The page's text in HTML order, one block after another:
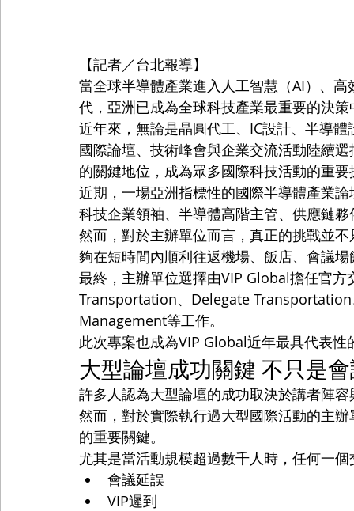
【記者／台北報導】
當全球半導體產業進入人工智慧（AI）、
代，亞洲已成為全球科技產業最重要的決
近年來，無論是晶圓代工、IC設計、半導
國際論壇、技術峰會與企業交流活動陸續
的關鍵地位，成為眾多國際科技活動的重要
近期，一場亞洲指標性的國際半導體產業
科技企業領袖、半導體高階主管、供應鏈
然而，對於主辦單位而言，真正的挑戰並
夠在短時間內順利往返機場、飯店、會議
最終，主辦單位選擇由VIP Global擔任官
Transportation、Delegate
Management等工作。
此次專案也成為VIP Global近年最具代表
大型論壇成功關鍵 不只是
許多人認為大型論壇的成功取決於講者陣
然而，對於實際執行過大型國際活動的主
的重要關鍵。
尤其是當活動規模超過數千人時，任何一
會議延誤
VIP遲到